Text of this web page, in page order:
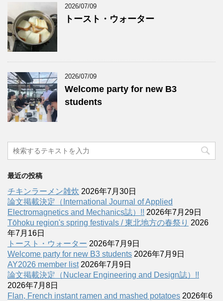
2026/07/09
トースト・ウォーター
2026/07/09
Welcome party for new B3
students
最近の投稿
チキンラーメン雑炊 2026年7月30日
論文掲載決定（International Journal of Applied
Electromagnetics and Mechanics誌）!! 2026年7月29日
Tōhoku region's spring festivals / 東北地方の春祭り 2026
年7月16日
トースト・ウォーター 2026年7月9日
Welcome party for new B3 students 2026年7月9日
AY2026 member list 2026年7月9日
論文掲載決定（Nuclear Engineering and Design誌）!!
2026年7月8日
Flan, French instant ramen and mashed potatoes 2026年6